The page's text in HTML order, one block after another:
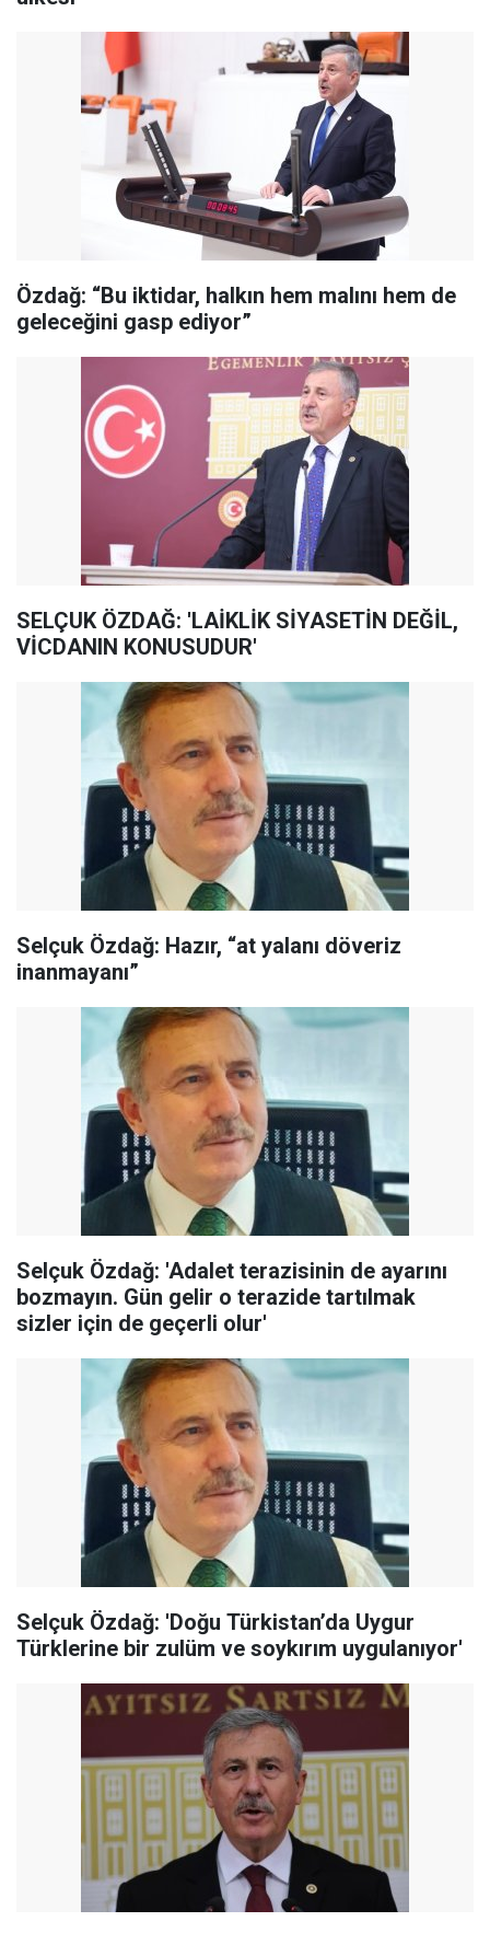
Özdağ: “Bu iktidar, halkın hem malını hem de
geleceğini gasp ediyor”
SELÇUK ÖZDAĞ: 'LAİKLİK SİYASETİN DEĞİL,
VİCDANIN KONUSUDUR'
Selçuk Özdağ: Hazır, “at yalanı döveriz
inanmayanı”
Selçuk Özdağ: 'Adalet terazisinin de ayarını
bozmayın. Gün gelir o terazide tartılmak
sizler için de geçerli olur'
Selçuk Özdağ: 'Doğu Türkistan’da Uygur
Türklerine bir zulüm ve soykırım uygulanıyor'